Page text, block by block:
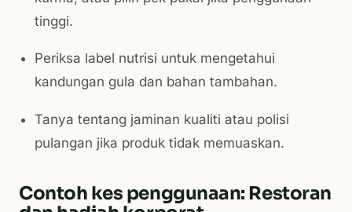
tinggi.
Periksa label nutrisi untuk mengetahui
kandungan gula dan bahan tambahan.
Tanya tentang jaminan kualiti atau polisi
pulangan jika produk tidak memuaskan.
Contoh kes penggunaan: Restoran